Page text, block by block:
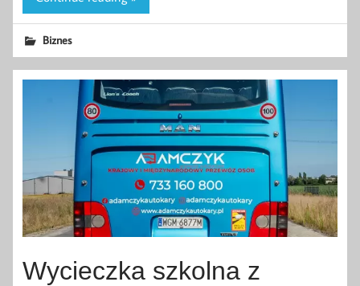
Biznes
Wycieczka szkolna z